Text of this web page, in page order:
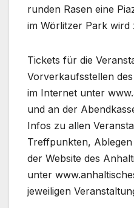
runden Rasen eine
im Wörlitzer Park wird
Tickets für die
Vorverkaufsstellen
im Internet unter
und an der
Infos zu allen
Treffpunkten,
der Website des
unter
jeweiligen